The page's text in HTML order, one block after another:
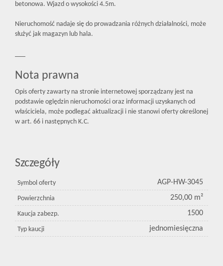
betonowa. Wjazd o wysokości 4.5m.
Nieruchomość nadaje się do prowadzania różnych działalności, może
służyć jak magazyn lub hala.
Nota prawna
Opis oferty zawarty na stronie internetowej sporządzany jest na
podstawie oględzin nieruchomości oraz informacji uzyskanych od
właściciela, może podlegać aktualizacji i nie stanowi oferty określonej
w art. 66 i następnych K.C.
Szczegóły
Symbol oferty AGP-HW-3045
Powierzchnia 250,00 m²
Kaucja zabezp. 1500
Typ kaucji jednomiesięczna